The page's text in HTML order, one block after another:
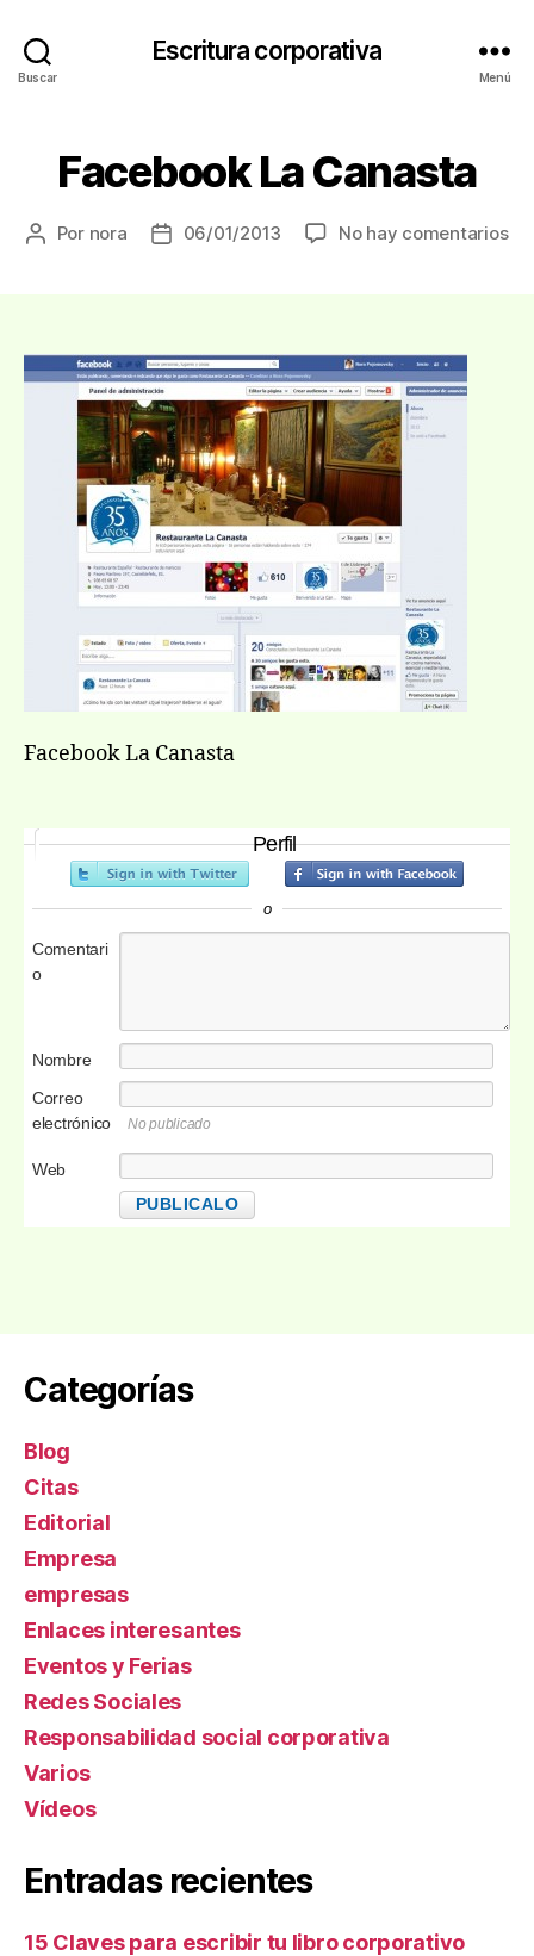
Buscar
Escritura corporativa
Menú
Facebook La Canasta
Autor
Por nora
Fecha06/01/2013 No hay comentariosen
Facebook La Canasta
Perfil
o
Comentari
o
Nombre
Correo
electrónico
No publicado
Web
Categorías
Blog
Citas
Editorial
Empresa
empresas
Enlaces interesantes
Eventos y Ferias
Redes Sociales
Responsabilidad social corporativa
Varios
Ví­deos
Entradas recientes
15 Claves para escribir tu libro corporativo